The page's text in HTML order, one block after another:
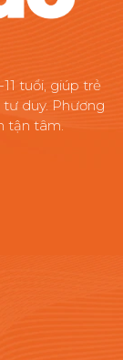
tuổi, giúp trẻ
duy. Phương
tận tâm.